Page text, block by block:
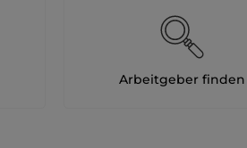
Arbeitgeber finden